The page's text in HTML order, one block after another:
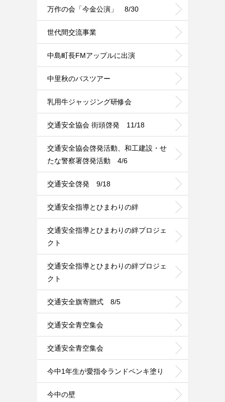
万作の会「今金公演」 8/30
世代間交流事業
中島町長FMアップルに出演
中里秋のバスツアー
乳用牛ジャッジング研修会
交通安全協会 街頭啓発 11/18
交通安全協会啓発活動、和工建設・せ
たな警察署啓発活動 4/6
交通安全啓発 9/18
交通安全指導とひまわりの絆
交通安全指導とひまわりの絆プロジェ
クト
交通安全指導とひまわりの絆プロジェ
クト
交通安全旗寄贈式 8/5
交通安全青空集会
交通安全青空集会
今中1年生が愛指令ランドペンキ塗り
今中の壁